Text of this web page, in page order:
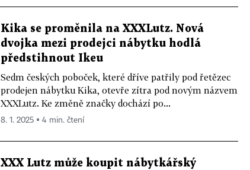
Kika se proměnila na XXXLutz. Nová
dvojka mezi prodejci nábytku hodlá
předstihnout Ikeu
Sedm českých poboček, které dříve patřily pod řetězec
prodejen nábytku Kika, otevře zítra pod novým názvem
XXXLutz. Ke změně značky dochází po...
8. 1. 2025 ▪ 4 min. čtení
XXX Lutz může koupit nábytkářský